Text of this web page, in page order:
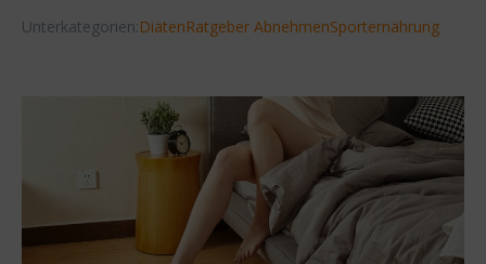
Unterkategorien:DiätenRatgeber AbnehmenSporternährung